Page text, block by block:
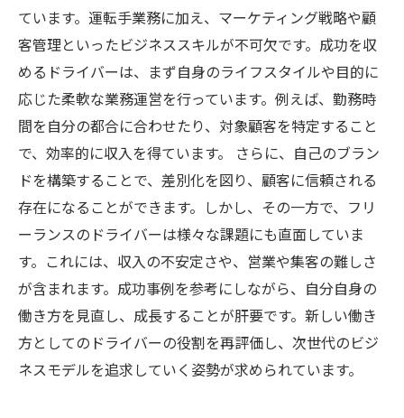
ています。運転手業務に加え、マーケティング戦略や顧
客管理といったビジネススキルが不可欠です。成功を収
めるドライバーは、まず自身のライフスタイルや目的に
応じた柔軟な業務運営を行っています。例えば、勤務時
間を自分の都合に合わせたり、対象顧客を特定すること
で、効率的に収入を得ています。 さらに、自己のブラン
ドを構築することで、差別化を図り、顧客に信頼される
存在になることができます。しかし、その一方で、フリ
ーランスのドライバーは様々な課題にも直面していま
す。これには、収入の不安定さや、営業や集客の難しさ
が含まれます。成功事例を参考にしながら、自分自身の
働き方を見直し、成長することが肝要です。新しい働き
方としてのドライバーの役割を再評価し、次世代のビジ
ネスモデルを追求していく姿勢が求められています。